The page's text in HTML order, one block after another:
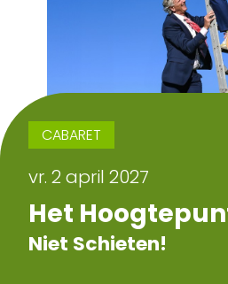
CABARET
vr. 2 april 2027
Het
Niet Schieten!